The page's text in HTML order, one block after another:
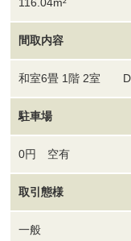
間取内容
和室6畳 1階 2室
駐車場
0円 空有
取引態様
一般